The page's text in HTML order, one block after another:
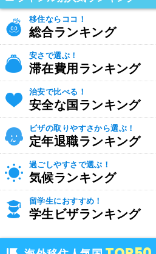
移住ならココ！
総合ランキング
安さで選ぶ！
滞在費用ランキング
治安で比べる！
安全な国ランキング
ビザの取りやすさから選ぶ！
定年退職ランキング
過ごしやすさで選ぶ！
気候ランキング
留学生におすすめ！
学生ビザランキング